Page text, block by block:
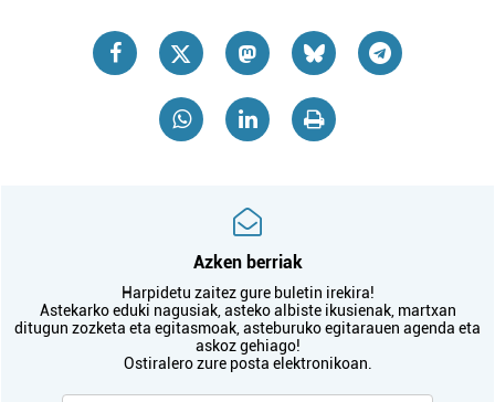
Azken berriak
Harpidetu zaitez gure buletin irekira!
Astekarko eduki nagusiak, asteko albiste ikusienak, martxan
ditugun zozketa eta egitasmoak, asteburuko egitarauen agenda eta
askoz gehiago!
Ostiralero zure posta elektronikoan.